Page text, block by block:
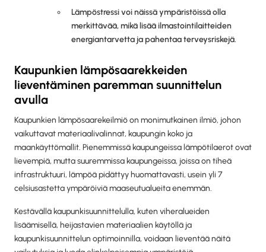
Lämpöstressi voi näissä ympäristöissä olla
merkittävää, mikä lisää ilmastointilaitteiden
energiantarvetta ja pahentaa terveysriskejä.
Kaupunkien lämpösaarekkeiden
lieventäminen paremman suunnittelun
avulla
Kaupunkien lämpösaarekeilmiö on monimutkainen ilmiö, johon
vaikuttavat materiaalivalinnat, kaupungin koko ja
maankäyttömallit. Pienemmissä kaupungeissa lämpötilaerot ovat
lievempiä, mutta suuremmissa kaupungeissa, joissa on tiheä
infrastruktuuri, lämpöä pidättyy huomattavasti, usein yli 7
celsiusastetta ympäröiviä maaseutualueita enemmän.
Kestävällä kaupunkisuunnittelulla, kuten viheralueiden
lisäämisellä, heijastavien materiaalien käytöllä ja
kaupunkisuunnittelun optimoinnilla, voidaan lieventää näitä